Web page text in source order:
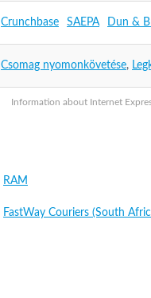
Information about Internet
Crunchbase SAEPA Dun &
Csomag nyomonkövetése,
RAM
FastWay Couriers (South